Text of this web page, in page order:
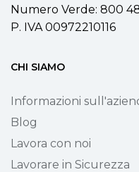
Numero Verde: 800
P. IVA 00972210116
CHI SIAMO
Informazioni
Blog
Lavora con noi
Lavorare in Sicurezza